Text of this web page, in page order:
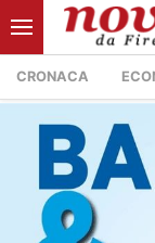
CRONACA